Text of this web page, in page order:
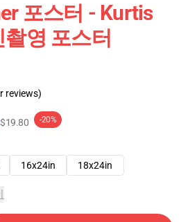
포스터 - Kurtis
영 포스터
reviews)
$19.80 -20%
16x24in 18x24in